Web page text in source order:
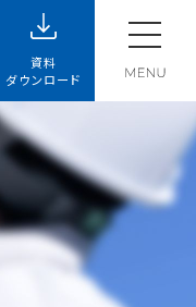
資料
ダウンロード